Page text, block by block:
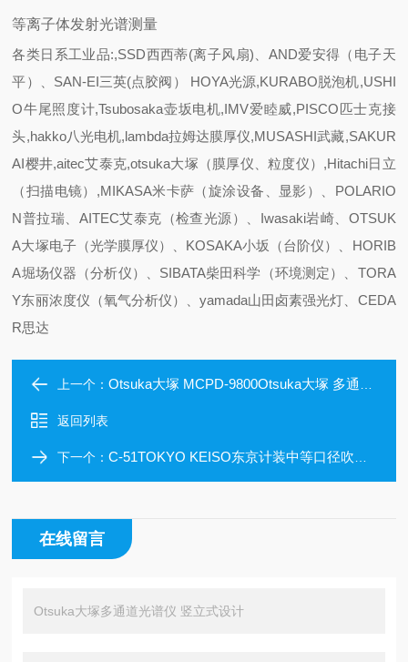
等离子体发射光谱测量
各类日系工业品:,SSD西西蒂(离子风扇)、AND爱安得（电子天
平）、SAN-EI三英(点胶阀） HOYA光源,KURABO脱泡机,USHI
O牛尾照度计,Tsubosaka壶坂电机,IMV爱睦威,PISCO匹士克接
头,hakko八光电机,lambda拉姆达膜厚仪,MUSASHI武藏,SAKUR
AI樱井,aitec艾泰克,otsuka大塚（膜厚仪、粒度仪）,Hitachi日立
（扫描电镜）,MIKASA米卡萨（旋涂设备、显影）、POLARIO
N普拉瑞、AITEC艾泰克（检查光源）、Iwasaki岩崎、OTSUK
A大塚电子（光学膜厚仪）、KOSAKA小坂（台阶仪）、HORIB
A堀场仪器（分析仪）、SIBATA柴田科学（环境测定）、TORA
Y东丽浓度仪（氧气分析仪）、yamada山田卤素强光灯、CEDA
R思达
上一个：Otsuka大塚 MCPD-9800Otsuka大塚 多通道光谱仪高速测量
返回列表
下一个：C-51TOKYO KEISO东京计装中等口径吹扫套件
在线留言